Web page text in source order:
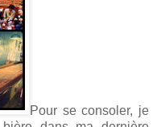
Pour se consoler, je